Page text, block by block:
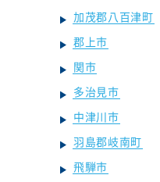
加茂郡八百津町
郡上市
関市
多治見市
中津川市
羽島郡岐南町
飛騨市